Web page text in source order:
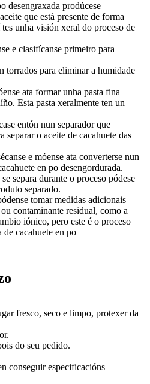
desengraxada prodúcese
que está presente de forma
unha visión xeral do proceso de
e clasifícanse primeiro para
torrados para eliminar a humidade
ata formar unha pasta fina
Esta pasta xeralmente ten un
entón nun separador que
separar o aceite de cacahuete das
e móense ata converterse nun
en po desengordurada.
separa durante o proceso pódese
separado.
tomar medidas adicionais
contaminante residual, como a
iónico, pero este é o proceso
cacahuete en po
fresco, seco e limpo, protexer da
do seu pedido.
conseguir especificacións